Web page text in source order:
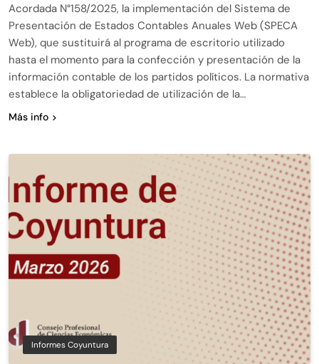
Acordada N°158/2025, la implementación del Sistema de
Presentación de Estados Contables Anuales Web (SPECA
Web), que sustituirá al programa de escritorio utilizado
hasta el momento para la confección y presentación de la
información contable de los partidos políticos. La normativa
establece la obligatoriedad de utilización de la…
Más info
Informes Coyuntura